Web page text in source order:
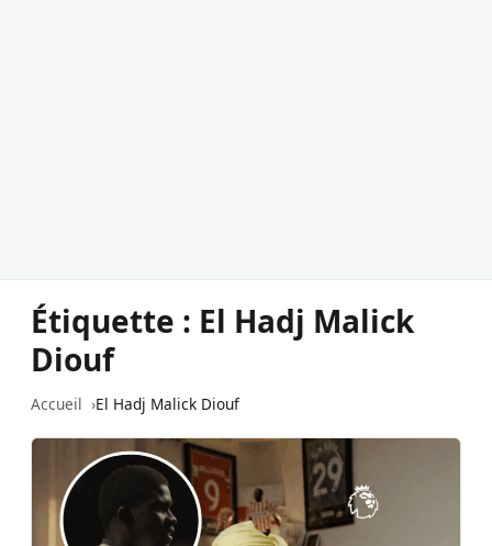
Étiquette : El Hadj Malick
Diouf
Accueil El Hadj Malick Diouf